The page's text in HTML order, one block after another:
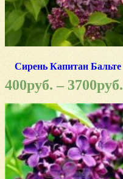
Сирень Капитан Бальте
400руб.–3700руб.